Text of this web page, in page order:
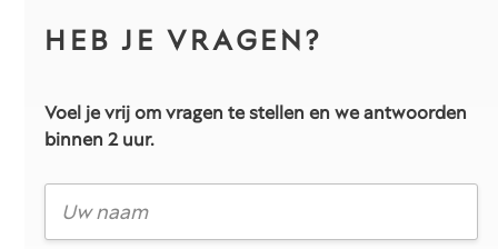
HEB JE VRAGEN?
Voel je vrij om vragen te stellen en we antwoorden
binnen 2 uur.